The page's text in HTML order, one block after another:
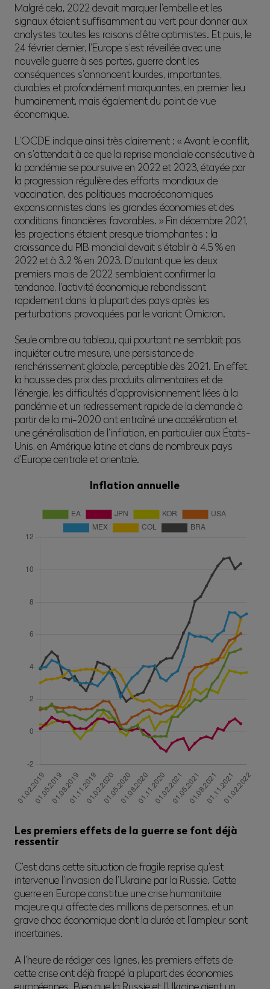
Malgré cela, 2022 devait marquer l’embellie et les
signaux étaient suffisamment au vert pour donner aux
analystes toutes les raisons d’être optimistes. Et puis, le
24 février dernier, l’Europe s’est réveillée avec une
nouvelle guerre à ses portes, guerre dont les
conséquences s’annoncent lourdes, importantes,
durables et profondément marquantes, en premier lieu
humainement, mais également du point de vue
économique.
L’OCDE indique ainsi très clairement : « Avant le conflit,
on s’attendait à ce que la reprise mondiale consécutive à
la pandémie se poursuive en 2022 et 2023, étayée par
la progression régulière des efforts mondiaux de
vaccination, des politiques macroéconomiques
expansionnistes dans les grandes économies et des
conditions financières favorables. » Fin décembre 2021,
les projections étaient presque triomphantes : la
croissance du PIB mondial devait s’établir à 4.5 % en
2022 et à 3.2 % en 2023. D’autant que les deux
premiers mois de 2022 semblaient confirmer la
tendance, l’activité économique rebondissant
rapidement dans la plupart des pays après les
perturbations provoquées par le variant Omicron.
Seule ombre au tableau, qui pourtant ne semblait pas
inquiéter outre mesure, une persistance de
renchérissement globale, perceptible dès 2021. En effet,
la hausse des prix des produits alimentaires et de
l’énergie, les difficultés d’approvisionnement liées à la
pandémie et un redressement rapide de la demande à
partir de la mi-2020 ont entraîné une accélération et
une généralisation de l’inflation, en particulier aux États-
Unis, en Amérique latine et dans de nombreux pays
d’Europe centrale et orientale.
Inflation annuelle
Les premiers effets de la guerre se font déjà
ressentir
C’est dans cette situation de fragile reprise qu’est
intervenue l’invasion de l’Ukraine par la Russie. Cette
guerre en Europe constitue une crise humanitaire
majeure qui affecte des millions de personnes, et un
grave choc économique dont la durée et l’ampleur sont
incertaines.
A l’heure de rédiger ces lignes, les premiers effets de
cette crise ont déjà frappé la plupart des économies
européennes. Bien que la Russie et l’Ukraine aient un